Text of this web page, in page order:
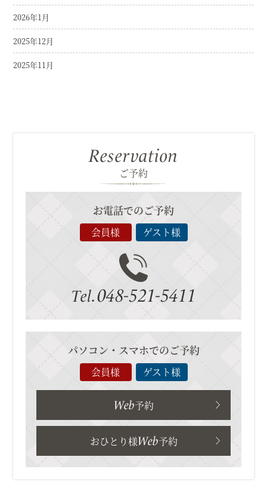
2026年1月
2025年12月
2025年11月
Reservation
ご予約
お電話でのご予約
会員様 ゲスト様
Tel.048-521-5411
パソコン・スマホでのご予約
会員様 ゲスト様
Web予約
おひとり様Web予約